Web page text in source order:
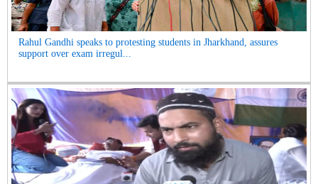
Rahul Gandhi speaks to protesting students in Jharkhand, assures
support over exam irregul...